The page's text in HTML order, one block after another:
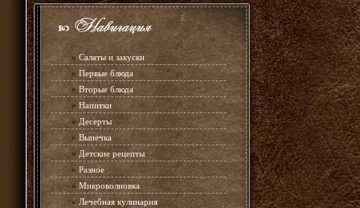
» Салаты и закуски
» Первые блюда
» Вторые блюда
» Напитки
»Десерты
» Выпечка
» Детские рецепты
» Разное
» Микроволновка
» Лечебная кулинария